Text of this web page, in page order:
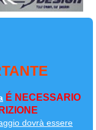
É NECESSARIO
dovrà essere